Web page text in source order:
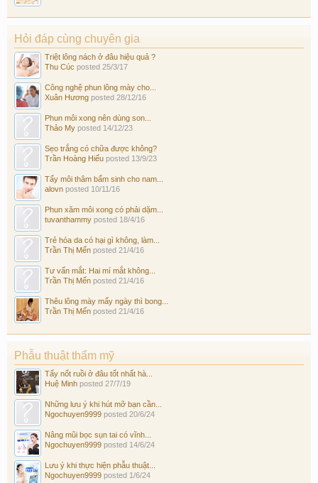
Hỏi đáp cùng chuyên gia
Triệt lông nách ở đâu hiệu quả ?
Thu Cúc posted 25/3/17
Công nghệ phun lông mày cho...
Xuân Hương posted 28/12/16
Phun môi xong nên dùng son...
Thảo My posted 14/12/23
Sẹo trắng có chữa được không?
Trần Hoàng Hiếu posted 13/9/23
Tẩy môi thâm bẩm sinh cho nam...
alovn posted 10/11/16
Phun xăm môi xong có phải dặm...
tuvanthammy posted 18/4/16
Trẻ hóa da có hại gì không, làm...
Trần Thị Mến posted 21/4/16
Tư vấn mắt: Hai mí mắt không...
Trần Thị Mến posted 21/4/16
Thêu lông mày mấy ngày thì bong...
Trần Thị Mến posted 21/4/16
Phẫu thuật thẩm mỹ
Tẩy nốt ruồi ở đâu tốt nhất hà...
Huệ Minh posted 27/7/19
Những lưu ý khi hút mỡ bạn cần...
Ngochuyen9999 posted 20/6/24
Nâng mũi bọc sụn tai có vĩnh...
Ngochuyen9999 posted 14/6/24
Lưu ý khi thực hiện phẫu thuật...
Ngochuyen9999 posted 1/6/24